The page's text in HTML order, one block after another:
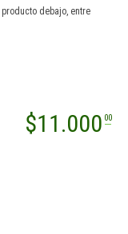
debajo, entre
$11.000 00